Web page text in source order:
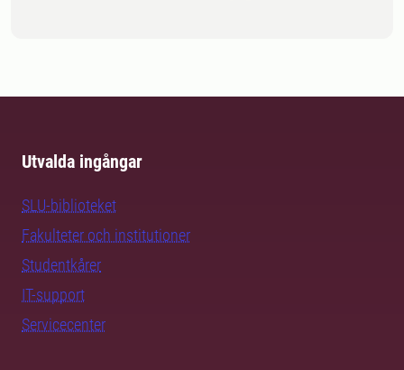
Utvalda ingångar
SLU-biblioteket
Fakulteter och institutioner
Studentkårer
IT-support
Servicecenter